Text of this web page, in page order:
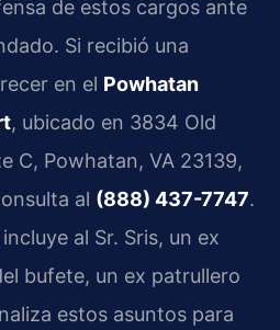
de estos cargos ante
Si recibió una
en el Powhatan
, ubicado en 3834 Old
C, Powhatan, VA 23139,
al (888) 437-7747.
al Sr. Sris, un ex
bufete, un ex patrullero
estos asuntos para